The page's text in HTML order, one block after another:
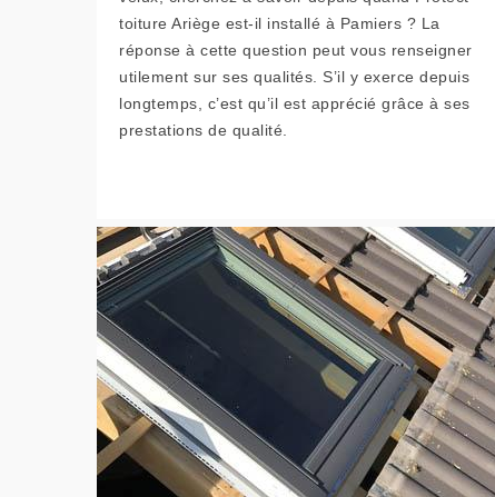
toiture Ariège est-il installé à Pamiers ? La
réponse à cette question peut vous renseigner
utilement sur ses qualités. S’il y exerce depuis
longtemps, c’est qu’il est apprécié grâce à ses
prestations de qualité.